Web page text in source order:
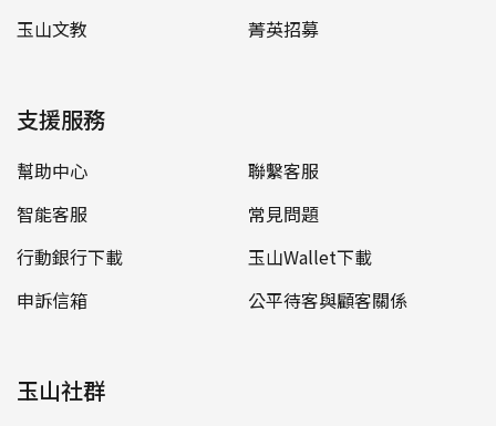
玉山文教
菁英招募
支援服務
幫助中心
聯繫客服
智能客服
常見問題
行動銀行下載
玉山Wallet下載
申訴信箱
公平待客與顧客關係
玉山社群